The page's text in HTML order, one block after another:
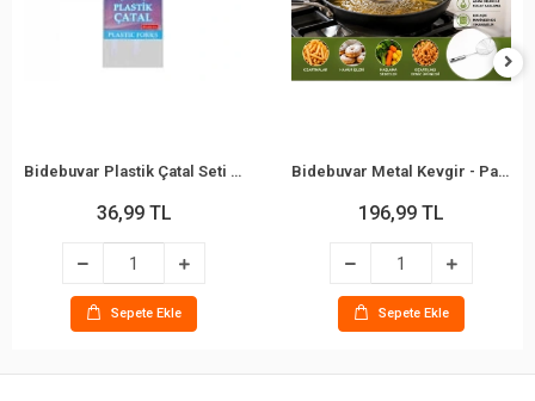
Bidebuvar Plastik Çatal Seti - 10'lu Paket - Beyaz Renk - Kullan At Çatal
36,99 TL
Sepete Ekle
Bidebuvar Metal Kevgir - Paslanmaz Çelik - 16 cm
196,99 TL
Sepete Ekle